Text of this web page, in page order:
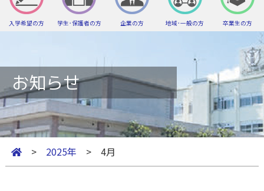
入学希望の方 学生･保護者の方 企業の方 地域･一般の方 卒業生の方
お知らせ
> 2025年 > 4月